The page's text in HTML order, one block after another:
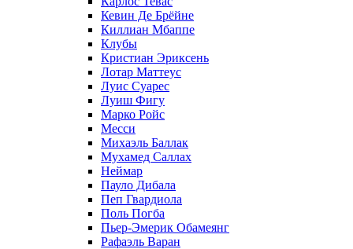
Кевин Де Брёйне
Киллиан Мбаппе
Клубы
Кристиан Эриксень
Лотар Маттеус
Луис Суарес
Луиш Фигу
Марко Ройс
Месси
Михаэль Баллак
Мухамед Саллах
Неймар
Пауло Дибала
Пеп Гвардиола
Поль Погба
Пьер-Эмерик Обамеянг
Рафаэль Варан